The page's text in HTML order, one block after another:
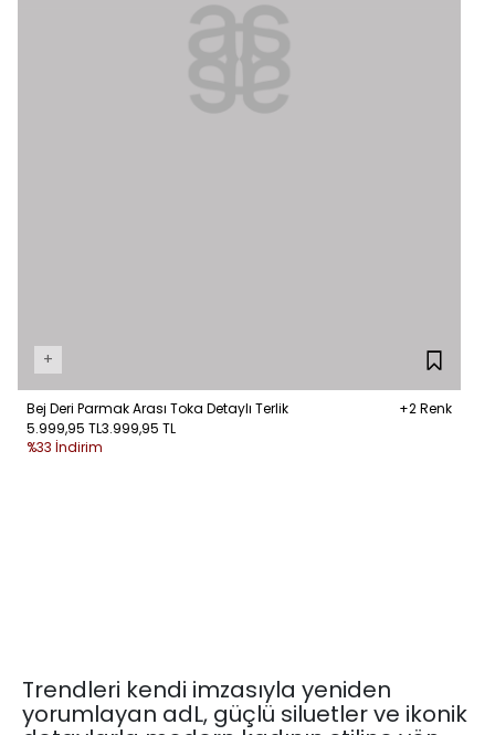
+
Bej Deri Parmak Arası Toka Detaylı Terlik
+2 Renk
5.999,95 TL3.999,95 TL
%33 İndirim
Trendleri kendi imzasıyla yeniden
yorumlayan adL, güçlü siluetler ve ikonik